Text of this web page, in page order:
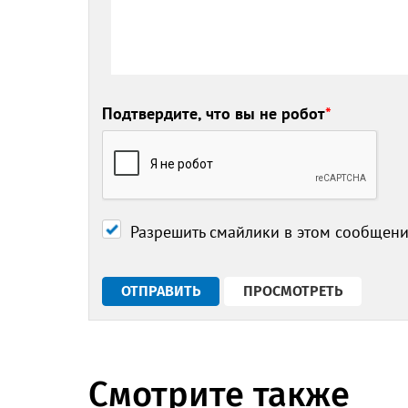
Подтвердите, что вы не робот*
Разрешить смайлики в этом
Смотрите также